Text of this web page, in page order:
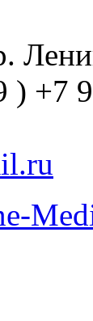
) +7